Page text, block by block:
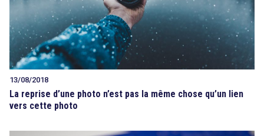
13/08/2018
La reprise d’une photo n’est pas la même chose qu’un lien
vers cette photo